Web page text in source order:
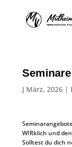
Seminare
J März, 2026|
WIRklich und
Solltest du dich